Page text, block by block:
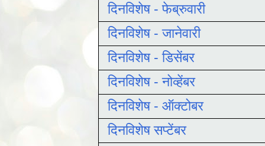
दिनविशेष - फेब्रुवारी
दिनविशेष - जानेवारी
दिनविशेष - डिसेंबर
दिनविशेष - नोव्हेंबर
दिनविशेष - ऑक्टोबर
दिनविशेष सप्टेंबर